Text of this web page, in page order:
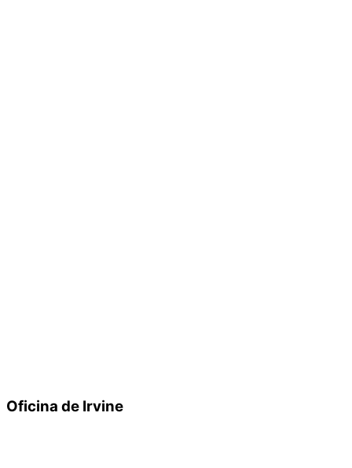
Oficina de Irvine